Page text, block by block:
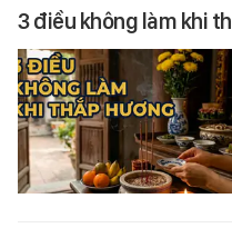
3 điều không làm khi